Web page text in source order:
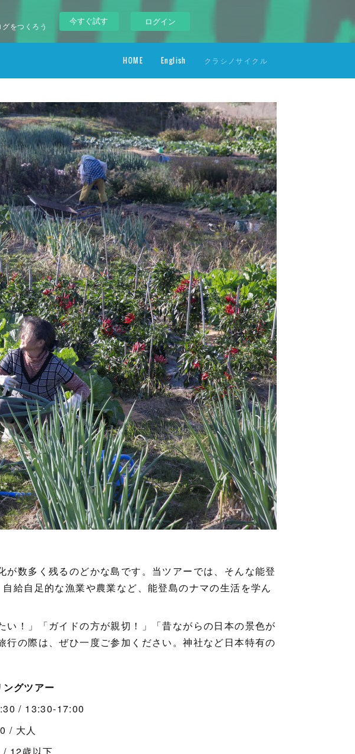
をつくろう
今すぐ試す ログイン
HOME English クラシノサイクル
数多く残るのどかな島です。当ツアーでは、そんな能登
給自足的な漁業や農業など、能登島のナマの生活を学ん
い！」「ガイドの方が親切！」「昔ながらの日本の景色が
の際は、ぜひ一度ご参加ください。神社など日本特有の
グツアー
/ 13:30-17:00
/ 大人